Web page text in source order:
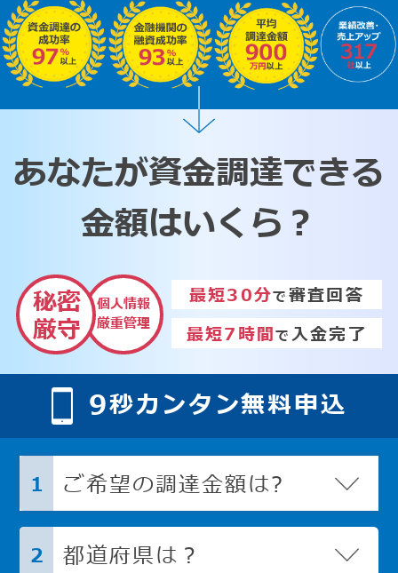
あなたが資金調達できる
金額はいくら？
秘密
厳守
個人情報
厳重管理
最短30分で審査回答
最短7時間で入金完了
9秒カンタン無料申込
1 ご希望の調達金額は?
2 都道府県は？